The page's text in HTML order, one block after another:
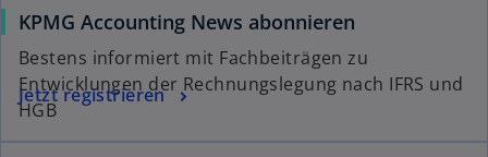
KPMG Accounting News abonnieren
Bestens informiert mit Fachbeiträgen zu
Entwicklungen der Rechnungslegung nach IFRS und
HGB
Jetzt registrieren